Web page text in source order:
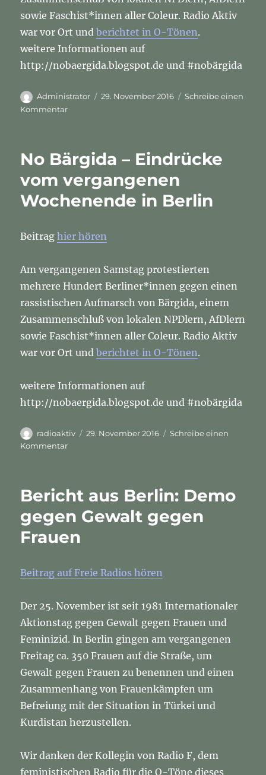
sowie Faschist*innen aller Coleur. Radio Aktiv
war vor Ort undberichtet in O-Tönen.
weitere Informationen auf
http://nobaergida.blogspot.de und #nobärgida
Autor
Administrator
Veröffentlicht
29. November 2016
Schreibe einen
Kommentarzu
Eindrücke
vom
vergangenen
Wochenende
in
No Bärgida – Eindrücke
vom vergangenen
Wochenende in Berlin
Beitraghier hören
Am vergangenen Samstag protestierten
mehrere Hundert Berliner*innen gegen einen
rassistischen Aufmarsch von Bärgida, einem
Zusammenschluß von lokalen NPDlern, AfDlern
sowie Faschist*innen aller Coleur. Radio Aktiv
war vor Ort undberichtet in O-Tönen.
weitere Informationen auf
http://nobaergida.blogspot.de und #nobärgida
Autor
radioaktiv
Veröffentlicht
29. November 2016
Schreibe einen
Kommentarzu
Eindrücke
vergangenen
Wochenende
in
Bericht aus Berlin: Demo
gegen Gewalt gegen
Frauen
Beitrag auf Freie Radios hören
Der 25. November ist seit 1981 Internationaler
Aktionstag gegen Gewalt gegen Frauen und
Feminizid. In Berlin gingen am vergangenen
Freitag ca. 350 Frauen auf die Straße, um
Gewalt gegen Frauen zu benennen und einen
Zusammenhang von Frauenkämpfen um
Befreiung mit der Situation in Türkei und
Kurdistan herzustellen.
Wir danken der Kollegin von Radio F, dem
feministischen Radio für die O-Töne dieses